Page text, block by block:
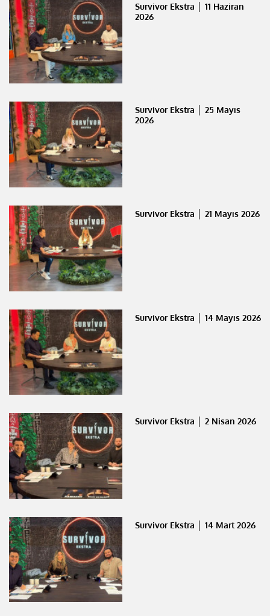
Survivor Ekstra │ 11 Haziran
2026
Survivor Ekstra │ 25 Mayıs
2026
Survivor Ekstra │ 21 Mayıs 2026
Survivor Ekstra │ 14 Mayıs 2026
Survivor Ekstra │ 2 Nisan 2026
Survivor Ekstra │ 14 Mart 2026